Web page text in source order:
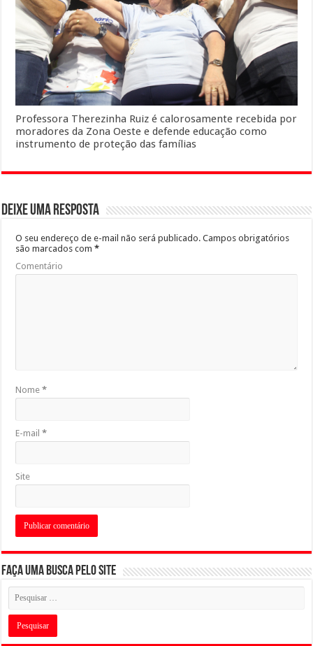
Professora Therezinha Ruiz é calorosamente recebida por
moradores da Zona Oeste e defende educação como
instrumento de proteção das famílias
Deixe uma resposta
O seu endereço de e-mail não será publicado. Campos obrigatórios
são marcados com*
Comentário
Nome*
E-mail*
Site
Faça uma busca pelo Site